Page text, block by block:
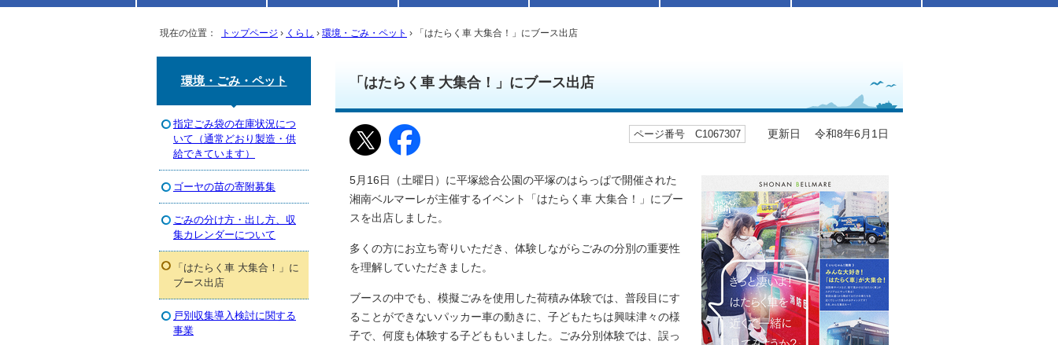
現在の位置： トップページ › くらし › 環境・ごみ・ペット › 「はたらく車 大集合！」にブース出店
「はたらく車 大集合！」にブース出店
ページ番号 C1067307 更新日 令和8年6月1日
5月16日（土曜日）に平塚総合公園の平塚のはらっぱで開催された
湘南ベルマーレが主催するイベント「はたらく車 大集合！」にブー
スを出店しました。
多くの方にお立ち寄りいただき、体験しながらごみの分別の重要性
を理解していただきました。
ブースの中でも、模擬ごみを使用した荷積み体験では、普段目にす
ることができないパッカー車の動きに、子どもたちは興味津々の様
子で、何度も体験する子どももいました。ごみ分別体験では、誤っ
環境・ごみ・ペット
指定ごみ袋の在庫状況につ
いて（通常どおり製造・供
給できています）
ゴーヤの苗の寄附募集
ごみの分け方・出し方、収
集カレンダーについて
「はたらく車 大集合！」に
ブース出店
戸別収集導入検討に関する
事業